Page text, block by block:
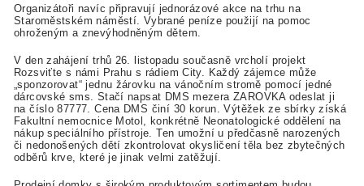
Organizátoři navíc připravují jednorázové akce na trhu na
Staroměstském náměstí. Vybrané peníze použijí na pomoc
ohroženým a znevýhodněným dětem.
V den zahájení trhů 26. listopadu současně vrcholí projekt
Rozsviťte s námi Prahu s rádiem City. Každý zájemce může
„sponzorovat“ jednu žárovku na vánočním stromě pomocí jedné
dárcovské sms. Stačí napsat DMS mezera ZAROVKA odeslat ji
na číslo 87777. Cena DMS činí 30 korun. Výtěžek ze sbírky získá
Fakultní nemocnice Motol, konkrétně Neonatologické oddělení na
nákup speciálního přístroje. Ten umožní u předčasně narozených
či nedonošených dětí zkontrolovat okysličení těla bez zbytečných
odběrů krve, které je jinak velmi zatěžují.